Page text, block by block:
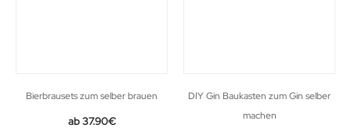
Bierbrausets zum selber brauen
Original
37.90€Current
DIY Gin Baukasten zum Gin selber
machen